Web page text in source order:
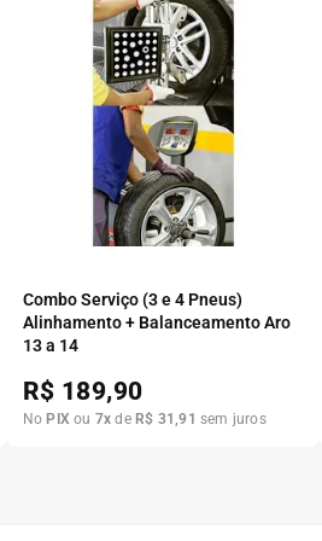
Combo Serviço (3 e 4 Pneus)
Alinhamento + Balanceamento Aro
13 a 14
R$ 189,90
No PIX ou 7x de R$ 31 ,91 sem juros